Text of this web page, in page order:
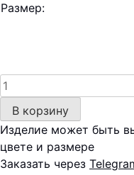
Размер:
Количество
товара
Юбка
двойная
—
кружево
В корзину
Изделие может быть
цвете и размере
Заказать через